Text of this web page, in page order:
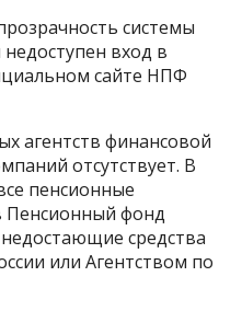
системы
вход в
сайте НПФ
агентств финансовой
отсутствует. В
пенсионные
Пенсионный фонд
средства
или Агентством по